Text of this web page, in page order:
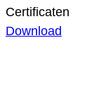
Certificaten
Download